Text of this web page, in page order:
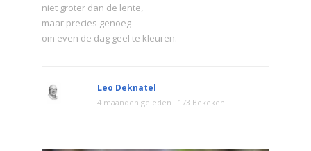
niet groter dan de lente,
maar precies genoeg
om even de dag geel te kleuren.
Leo Deknatel
4 maanden geleden 173 Bekeken